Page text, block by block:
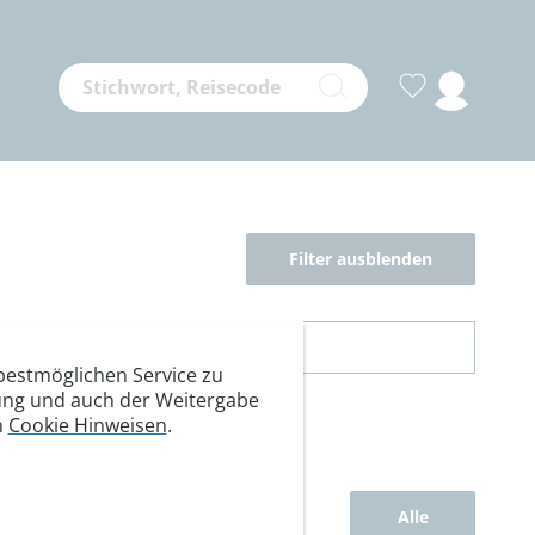
Filter ausblenden
Alle
Service zu
und auch der Weitergabe
Cookie Hinweisen.